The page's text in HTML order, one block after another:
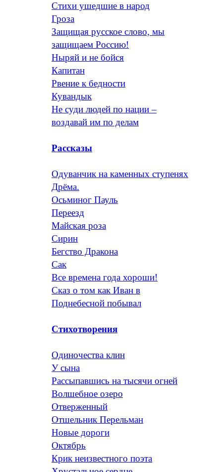
Стихи ушедшие в народ
Гроза
Защищая русское слово, мы
защищаем Россию!
Ныряй и не бойся
Капитан
Рвение к бедности
Кувандык
Не суди людей по нации –
воздавай им по делам
Рассказы
Одуванчик на каменных ступенях
Дрёма.
Осьминог Пауль
Переезд
Майская роза
Сирин
Бегство Дракона
Сак
Все времена года хороши!
Сказ о том как Иван в
Поднебесной побывал
Стихотворения
Одиночества клин
У сына
Рассыпавшись на тысячи огней
Волшебное озеро
Отверженный
Отшельник Перельман
Новые дороги
Октябрь
Крик неизвестного поэта